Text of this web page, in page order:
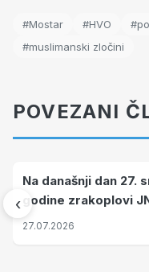
#Mostar #HVO
#muslimanski zločini
POVEZANI
‹
Na današnji dan 27.
godine zrakoplovi
su vojarnu i obučni
27.07.2026